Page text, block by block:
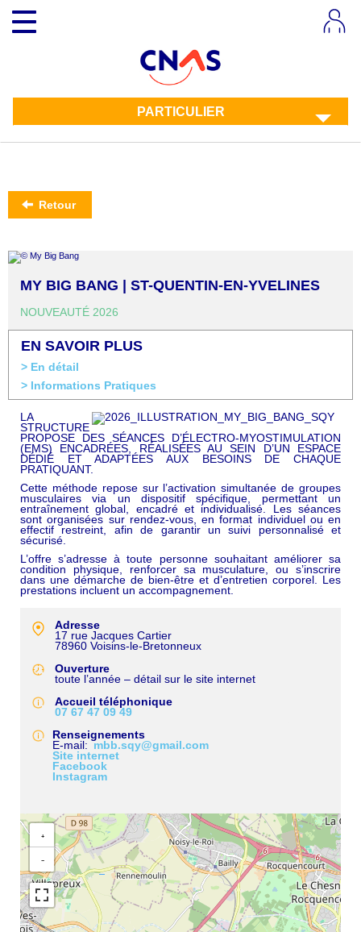
contenu
principal
Toggle
navigation
PARTICULIER
Retour
MY BIG BANG | ST-QUENTIN-EN-YVELINES
NOUVEAUTÉ 2026
EN SAVOIR PLUS
> En détail
> Informations Pratiques
LA
STRUCTURE
PROPOSE DES SÉANCES D’ÉLECTRO-MYOSTIMULATION
(EMS) ENCADRÉES, RÉALISÉES AU SEIN D’UN ESPACE
DÉDIÉ ET ADAPTÉES AUX BESOINS DE CHAQUE
PRATIQUANT.
Cette méthode repose sur l’activation simultanée de groupes
musculaires via un dispositif spécifique, permettant un
entraînement global, encadré et individualisé. Les séances
sont organisées sur rendez-vous, en format individuel ou en
effectif restreint, afin de garantir un suivi personnalisé et
sécurisé.
L’offre s’adresse à toute personne souhaitant améliorer sa
condition physique, renforcer sa musculature, ou s’inscrire
dans une démarche de bien-être et d’entretien corporel. Les
prestations incluent un accompagnement.
Adresse
17 rue Jacques Cartier
78960 Voisins-le-Bretonneux
Ouverture
toute l’année – détail sur le site internet
Accueil téléphonique
07 67 47 09 49
Renseignements
E-mail
mbb.sqy@gmail.com
Site internet
Facebook
Instagram
+
−